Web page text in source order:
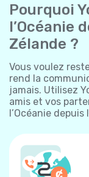
Pourquoi
l’Océanie
Zélande ?
Vous voulez
rend la
jamais. Utilisez
amis et vos
l’Océanie